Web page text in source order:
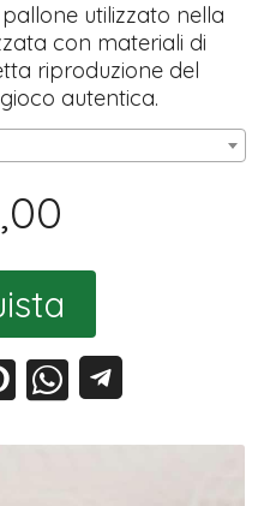
utilizzato nella
con materiali di
riproduzione del
autentica.
,00